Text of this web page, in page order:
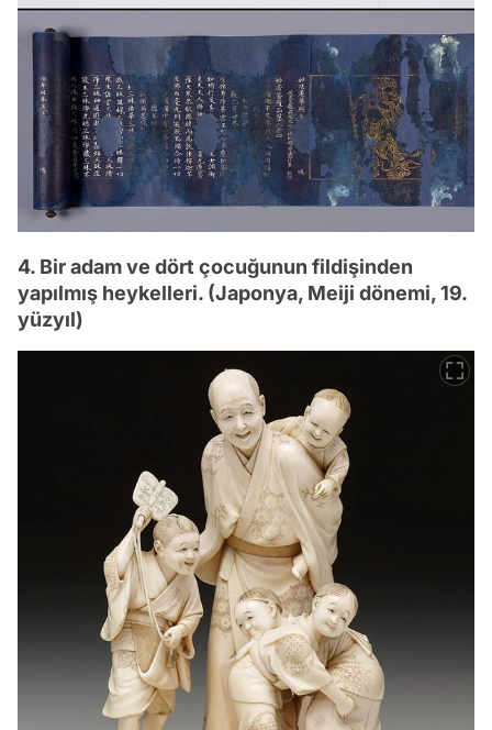
4. Bir adam ve dört çocuğunun fildişinden
yapılmış heykelleri. (Japonya, Meiji dönemi, 19.
yüzyıl)